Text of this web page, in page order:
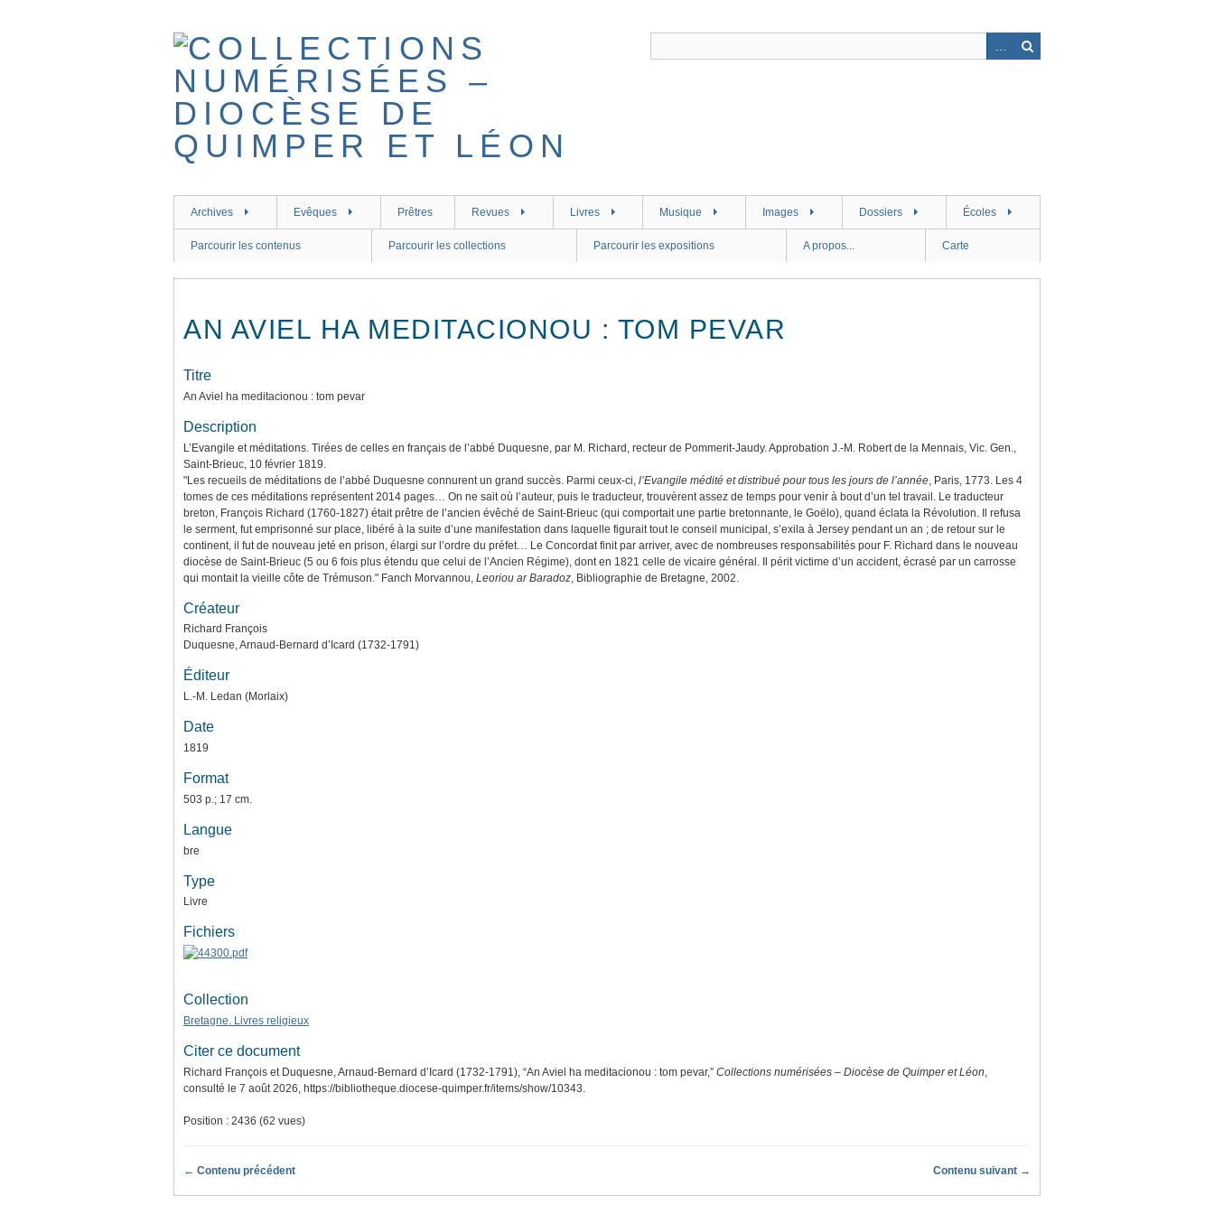
Archives Evêques Prêtres Revues Livres Musique Images Dossiers Écoles
Parcourir les contenus Parcourir les collections Parcourir les expositions A propos... Carte
AN AVIEL HA MEDITACIONOU : TOM PEVAR
Titre
An Aviel ha meditacionou : tom pevar
Description
L’Evangile et méditations. Tirées de celles en français de l’abbé Duquesne, par M. Richard, recteur de Pommerit-Jaudy. Approbation J.-M. Robert de la Mennais, Vic. Gen.,
Saint-Brieuc, 10 février 1819.
"Les recueils de méditations de l’abbé Duquesne connurent un grand succès. Parmi ceux-ci, l’Evangile médité et distribué pour tous les jours de l’année , Paris, 1773. Les 4
tomes de ces méditations représentent 2014 pages… On ne sait où l’auteur, puis le traducteur, trouvèrent assez de temps pour venir à bout d’un tel travail. Le traducteur
breton, François Richard (1760-1827) était prêtre de l’ancien évêché de Saint-Brieuc (qui comportait une partie bretonnante, le Goëlo), quand éclata la Révolution. Il refusa
le serment, fut emprisonné sur place, libéré à la suite d’une manifestation dans laquelle figurait tout le conseil municipal, s’exila à Jersey pendant un an ; de retour sur le
continent, il fut de nouveau jeté en prison, élargi sur l’ordre du préfet… Le Concordat finit par arriver, avec de nombreuses responsabilités pour F. Richard dans le nouveau
diocèse de Saint-Brieuc (5 ou 6 fois plus étendu que celui de l’Ancien Régime), dont en 1821 celle de vicaire général. Il périt victime d’un accident, écrasé par un carrosse
qui montait la vieille côte de Trémuson." Fanch Morvannou, Leoriou ar Baradoz , Bibliographie de Bretagne, 2002.
Créateur
Richard François
Duquesne, Arnaud-Bernard d’Icard (1732-1791)
Éditeur
L.-M. Ledan (Morlaix)
Date
1819
Format
503 p.; 17 cm.
Langue
bre
Type
Livre
Fichiers
Collection
Bretagne. Livres religieux
Citer ce document
Richard François et Duquesne, Arnaud-Bernard d’Icard (1732-1791), “An Aviel ha meditacionou : tom pevar,” Collections numérisées – Diocèse de Quimper et Léon,
consulté le 7 août 2026, https://bibliotheque.diocese-quimper.fr/items/show/10343.
Position : 2436 (62 vues)
← Contenu précédent Contenu suivant →